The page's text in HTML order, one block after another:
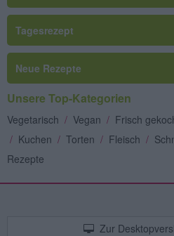
Tagesrezept
Neue Rezepte
Unsere Top-Kategorien
Vegetarisch / Vegan / Frisch
/ Kuchen / Torten / Fleisch /
Rezepte
Zur